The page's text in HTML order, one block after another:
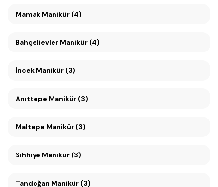
Mamak Manikür (4)
Bahçelievler Manikür (4)
İncek Manikür (3)
Anıttepe Manikür (3)
Maltepe Manikür (3)
Sıhhıye Manikür (3)
Tandoğan Manikür (3)